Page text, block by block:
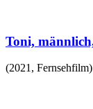
Toni,
(2021, Fernsehfilm)